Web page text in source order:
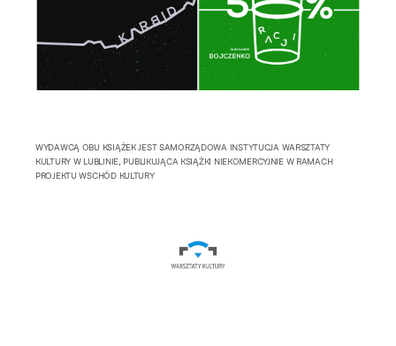
WYDAWCĄ OBU KSIĄŻEK JEST SAMORZĄDOWA INSTYTUCJA WARSZTATY
KULTURY W LUBLINIE, PUBLIKUJĄCA KSIĄŻKI NIEKOMERCYJNIE W RAMACH
PROJEKTU WSCHÓD KULTURY